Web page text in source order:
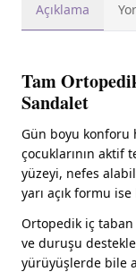
Açıklama
Tam
Sandalet
Gün boyu konforu
çocuklarının aktif
yüzeyi, nefes
yarı açık formu
Ortopedik iç taban
ve duruşu
yürüyüşlerde bile